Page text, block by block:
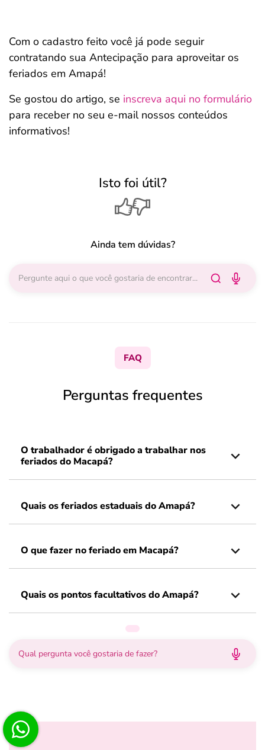
Com o cadastro feito você já pode seguir
contratando sua Antecipação para aproveitar os
feriados em Amapá!
Se gostou do artigo, se inscreva aqui no formulário
para receber no seu e-mail nossos conteúdos
informativos!
Isto foi útil?
Ainda tem dúvidas?
FAQ
Perguntas frequentes
O trabalhador é obrigado a trabalhar nos
feriados do Macapá?
Quais os feriados estaduais do Amapá?
O que fazer no feriado em Macapá?
Quais os pontos facultativos do Amapá?